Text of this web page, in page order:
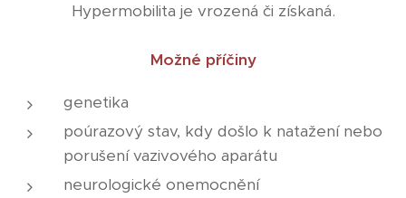
Hypermobilita je vrozená či získaná.
Možné příčiny
genetika
poúrazový stav, kdy došlo k natažení nebo
porušení vazivového aparátu
neurologické onemocnění